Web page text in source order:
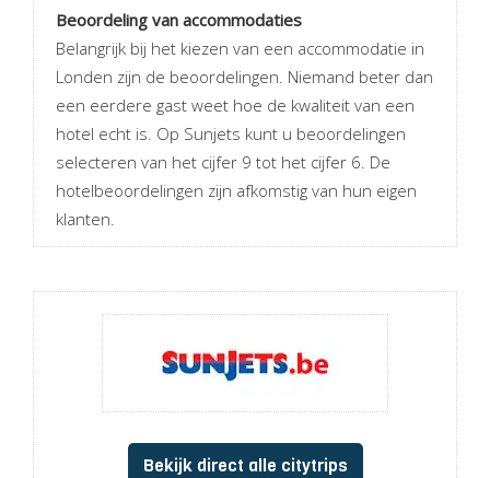
Beoordeling van accommodaties
Belangrijk bij het kiezen van een accommodatie in
Londen zijn de beoordelingen. Niemand beter dan
een eerdere gast weet hoe de kwaliteit van een
hotel echt is. Op Sunjets kunt u beoordelingen
selecteren van het cijfer 9 tot het cijfer 6. De
hotelbeoordelingen zijn afkomstig van hun eigen
klanten.
Bekijk direct alle citytrips